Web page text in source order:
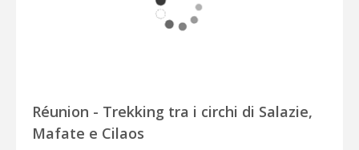
Réunion - Trekking tra i circhi di Salazie,
Mafate e Cilaos